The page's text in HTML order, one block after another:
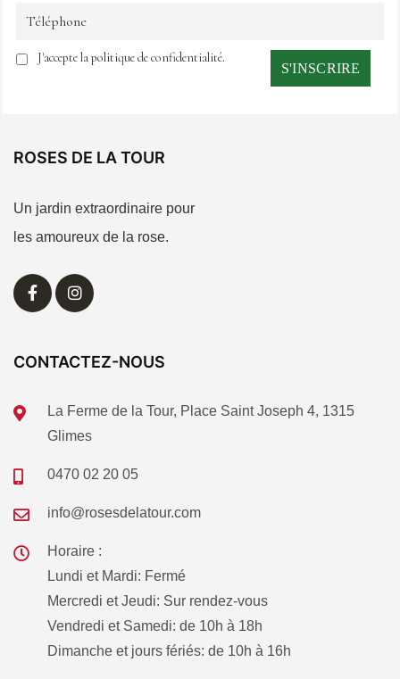
J'accepte la politique de confidentialité.
ROSES DE LA TOUR
Un jardin extraordinaire pour
les amoureux de la rose.
CONTACTEZ-NOUS
La Ferme de la Tour, Place Saint Joseph 4, 1315
Glimes
0470 02 20 05
info@rosesdelatour.com
Horaire :
Lundi et Mardi: Fermé
Mercredi et Jeudi: Sur rendez-vous
Vendredi et Samedi: de 10h à 18h
Dimanche et jours fériés: de 10h à 16h